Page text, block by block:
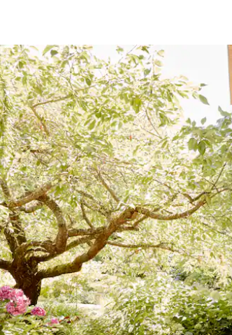
או לעיין בעזרת תנועות מגע או החלקה.